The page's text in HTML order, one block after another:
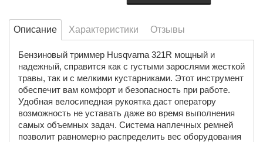
Описание Характеристики Отзывы
Бензиновый триммер Husqvarna 321R мощный и
надежный, справится как с густыми зарослями жесткой
травы, так и с мелкими кустарниками. Этот инструмент
обеспечит вам комфорт и безопасность при работе.
Удобная велосипедная рукоятка даст оператору
возможность не уставать даже во время выполнения
самых объемных задач. Система наплечных ремней
позволит равномерно распределить вес оборудования